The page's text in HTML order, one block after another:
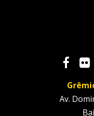
Av.